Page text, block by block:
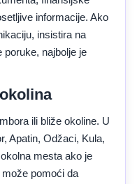
informacije. Ako
insistira na
poruke, najbolje je
ili bliže okoline. U
Apatin, Odžaci, Kula,
mesta ako je
pomoći da